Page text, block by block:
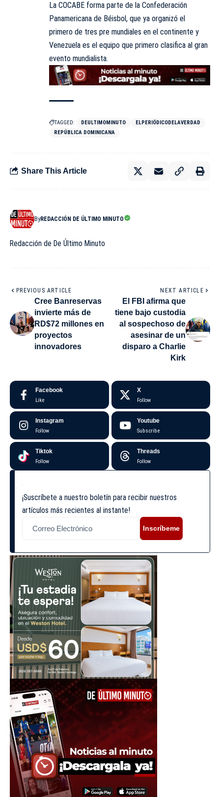
La COCABE forma parte de la Confederación
Panamericana de Béisbol, que ya organizó el
primero de tres pre mundiales en el continente y
Venezuela es el equipo que primero clasifica al gran
evento mundialista.
TAGGED: DEULTIMOMINUTO
ELPERIÓDICODELAVERDAD
REPÚBLICA DOMINICANA
Share This Article
ByREDACCIÓN DE ÚLTIMO MINUTO
Redacción de De Último Minuto
PREVIOUS ARTICLE
Cree Banreservas
invierte más de
RD$72 millones en
proyectos
innovadores
NEXT ARTICLE
El FBI afirma que
tiene bajo custodia
al sospechoso de
asesinar de un
disparo a Charlie
Kirk
Facebook
Like
X
Follow
Instagram
Follow
Youtube
Subscribe
Tiktok
Follow
Threads
Follow
¡Suscríbete a nuestro boletín para recibir nuestros
artículos más recientes al instante!
Inscríbeme